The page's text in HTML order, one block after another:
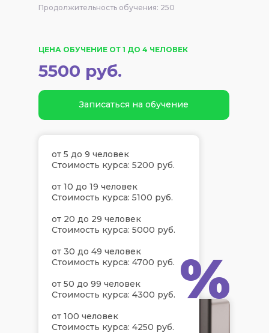
Продолжительность обучения: 250
Записаться на обучение
ЦЕНА ОБУЧЕНИЕ ОТ 1 ДО 4 ЧЕЛОВЕК
5500 руб.
от 5 до 9 человек
Стоимость курса: 5200 руб.
от 10 до 19 человек
Стоимость курса: 5100 руб.
от 20 до 29 человек
Стоимость курса: 5000 руб.
от 30 до 49 человек
Стоимость курса: 4700 руб.
от 50 до 99 человек
Стоимость курса: 4300 руб.
от 100 человек
Стоимость курса: 4250 руб.
%